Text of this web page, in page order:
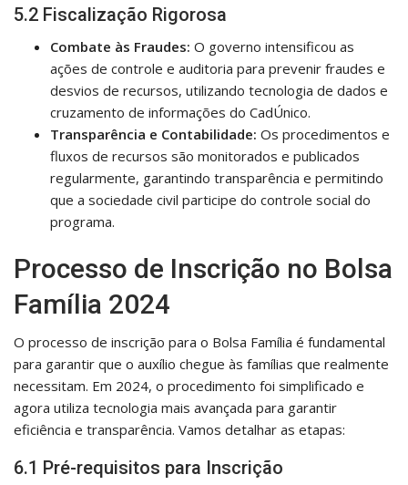
5.2 Fiscalização Rigorosa
Combate às Fraudes: O governo intensificou as
ações de controle e auditoria para prevenir fraudes e
desvios de recursos, utilizando tecnologia de dados e
cruzamento de informações do CadÚnico.
Transparência e Contabilidade: Os procedimentos e
fluxos de recursos são monitorados e publicados
regularmente, garantindo transparência e permitindo
que a sociedade civil participe do controle social do
programa.
Processo de Inscrição no Bolsa
Família 2024
O processo de inscrição para o Bolsa Família é fundamental
para garantir que o auxílio chegue às famílias que realmente
necessitam. Em 2024, o procedimento foi simplificado e
agora utiliza tecnologia mais avançada para garantir
eficiência e transparência. Vamos detalhar as etapas:
6.1 Pré-requisitos para Inscrição